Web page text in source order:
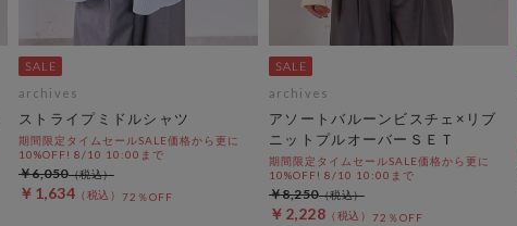
archives
ストライプミドルシャツ
期間限定タイムセールSALE価格から更に
10%OFF! 8/10 10:00まで
￥1,634 72％OFF
￥6,050
archives
アソートバルーンビスチェ×リブ
ニットプルオーバーＳＥＴ
期間限定タイムセールSALE価格から更に
10%OFF! 8/10 10:00まで
￥2,228 72％OFF
￥8,250